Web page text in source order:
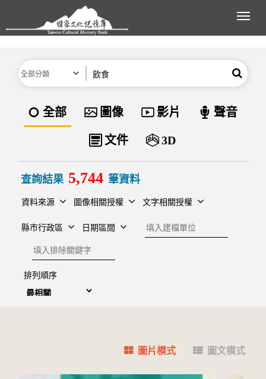
跳到主要內容區塊
展
分類 搜尋
資料類型
全部 圖像 影片 聲音
文件 3D
查詢結果 5,744 筆資料
資料來源 圖像相關授權 文字相關授權
縣市行政區 日期區間
建檔單位
排除關鍵字
排列順序
圖片模式 圖文模式